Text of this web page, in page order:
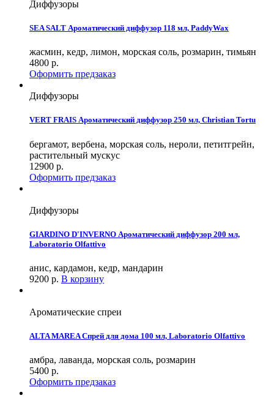
Диффузоры
SEA SALT Ароматический диффузор 118 мл, PaddyWax
жасмин, кедр, лимон, морская соль, розмарин, тимьян
4800 р.
Оформить предзаказ
Диффузоры
VERT FRAIS Ароматический диффузор 250 мл, Christian Tortu
бергамот, вербена, морская соль, нероли, петитгрейн,
растительный мускус
12900 р.
Оформить предзаказ
Диффузоры
GIARDINO D'INVERNO Ароматический диффузор 200 мл,
Laboratorio Olfattivo
анис, кардамон, кедр, мандарин
9200 р. В корзину
Ароматические спреи
ALTA MAREA Спрей для дома 100 мл, Laboratorio Olfattivo
амбра, лаванда, морская соль, розмарин
5400 р.
Оформить предзаказ